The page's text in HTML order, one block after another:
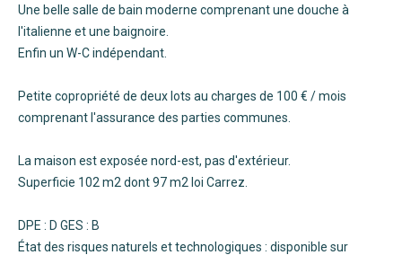
Une belle salle de bain moderne comprenant une douche à
l'italienne et une baignoire.
Enfin un W-C indépendant.
Petite copropriété de deux lots au charges de 100 € / mois
comprenant l'assurance des parties communes.
La maison est exposée nord-est, pas d'extérieur.
Superficie 102 m2 dont 97 m2 loi Carrez.
DPE : D GES : B
État des risques naturels et technologiques : disponible sur